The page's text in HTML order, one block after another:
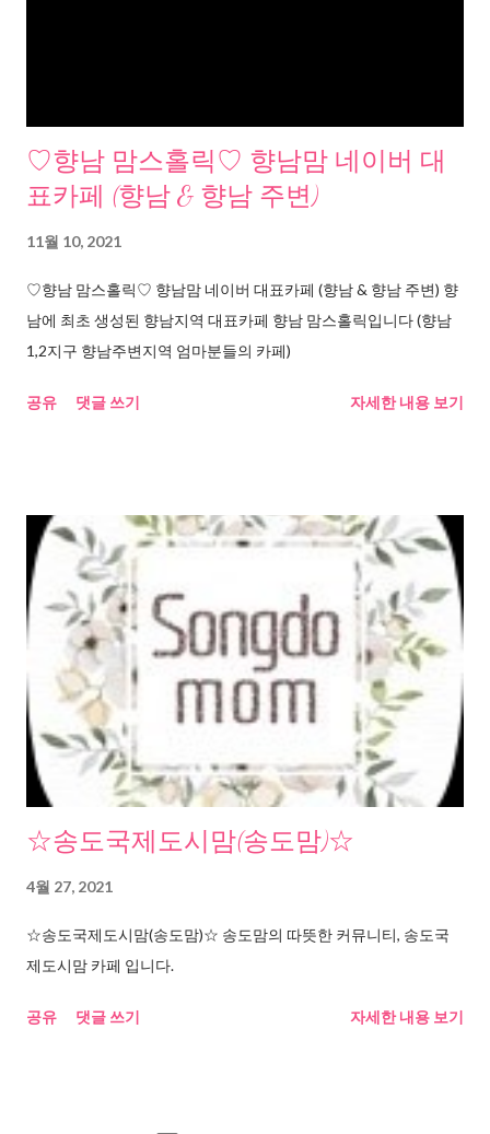
♡향남 맘스홀릭♡ 향남맘 네이버 대
표카페 (향남 & 향남 주변)
11월 10, 2021
♡향남 맘스홀릭♡ 향남맘 네이버 대표카페 (향남 & 향남 주변) 향
남에 최초 생성된 향남지역 대표카페 향남 맘스홀릭입니다 (향남
1,2지구 향남주변지역 엄마분들의 카페)
공유 댓글 쓰기 자세한 내용 보기
☆송도국제도시맘(송도맘)☆
4월 27, 2021
☆송도국제도시맘(송도맘)☆ 송도맘의 따뜻한 커뮤니티, 송도국
제도시맘 카페 입니다.
공유 댓글 쓰기 자세한 내용 보기